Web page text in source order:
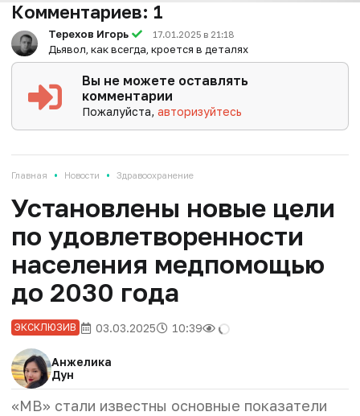
Комментариев: 1
Терехов Игорь 17.01.2025 в 21:18
Дьявол, как всегда, кроется в деталях
Вы не можете оставлять
комментарии
Пожалуйста,авторизуйтесь
Главная • Новости • Здравоохранение
Установлены новые цели
по удовлетворенности
населения медпомощью
до 2030 года
ЭКСКЛЮЗИВ 03.03.2025 10:39
Анжелика
Дун
«МВ» стали известны основные показатели